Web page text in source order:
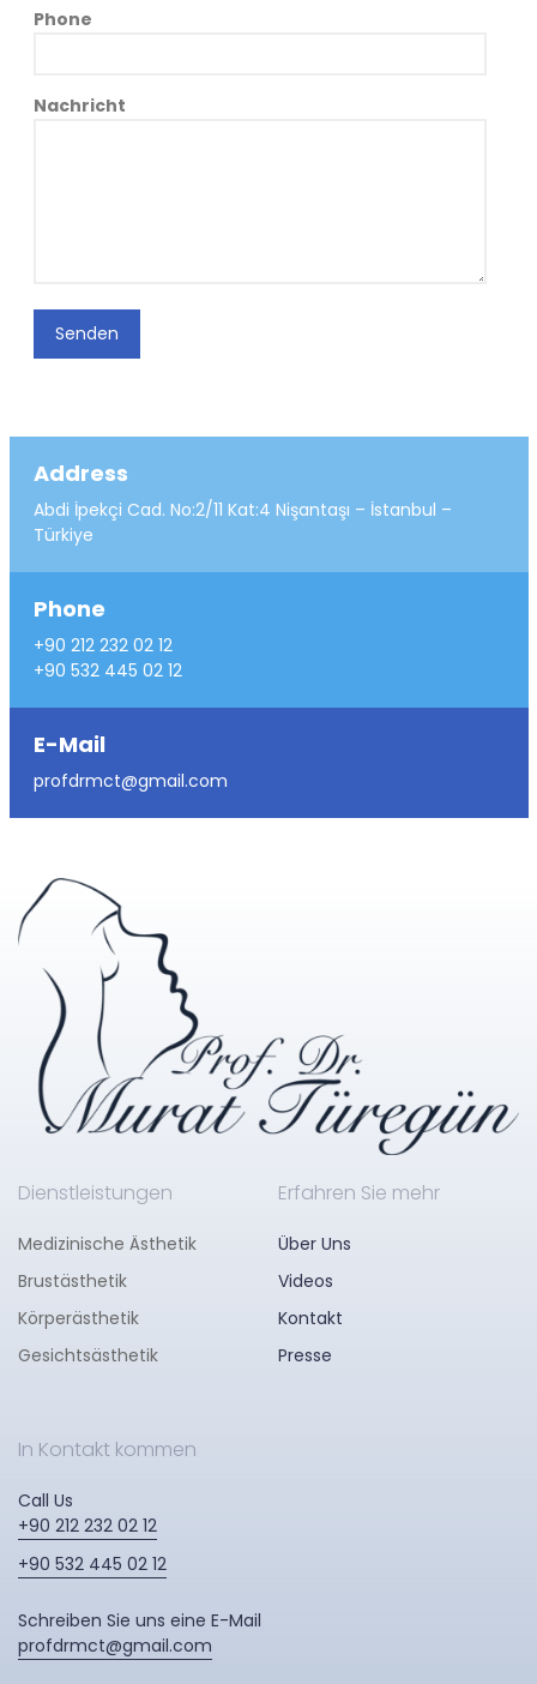
Phone
Nachricht
Senden
Address
Abdi İpekçi Cad. No:2/11 Kat:4 Nişantaşı – İstanbul –
Türkiye
Phone
+90 212 232 02 12
+90 532 445 02 12
E-Mail
profdrmct@gmail.com
Dienstleistungen
Medizinische Ästhetik
Brustästhetik
Körperästhetik
Gesichtsästhetik
Erfahren Sie mehr
Über Uns
Videos
Kontakt
Presse
In Kontakt kommen
Call Us
+90 212 232 02 12
+90 532 445 02 12
Schreiben Sie uns eine E-Mail
profdrmct@gmail.com